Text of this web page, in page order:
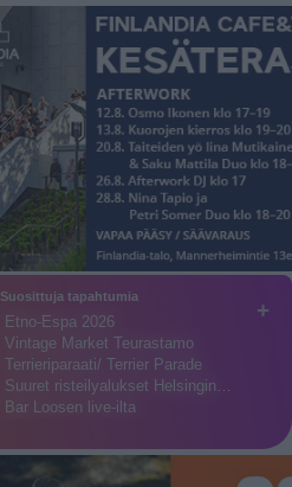
+
Suosittuja tapahtumia
Etno-Espa 2026
Vintage Market Teurastamo
Terrieriparaati/ Terrier Parade
Suuret risteilyalukset Helsingin…
Bar Loosen live-ilta